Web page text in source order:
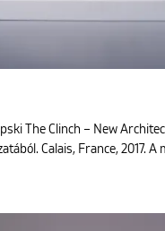
The Clinch – New
Calais, France, 2017. A